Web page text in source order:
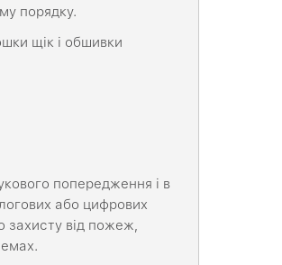
порядку.
щік і обшивки
попередження і в
або цифрових
захисту від пожеж,